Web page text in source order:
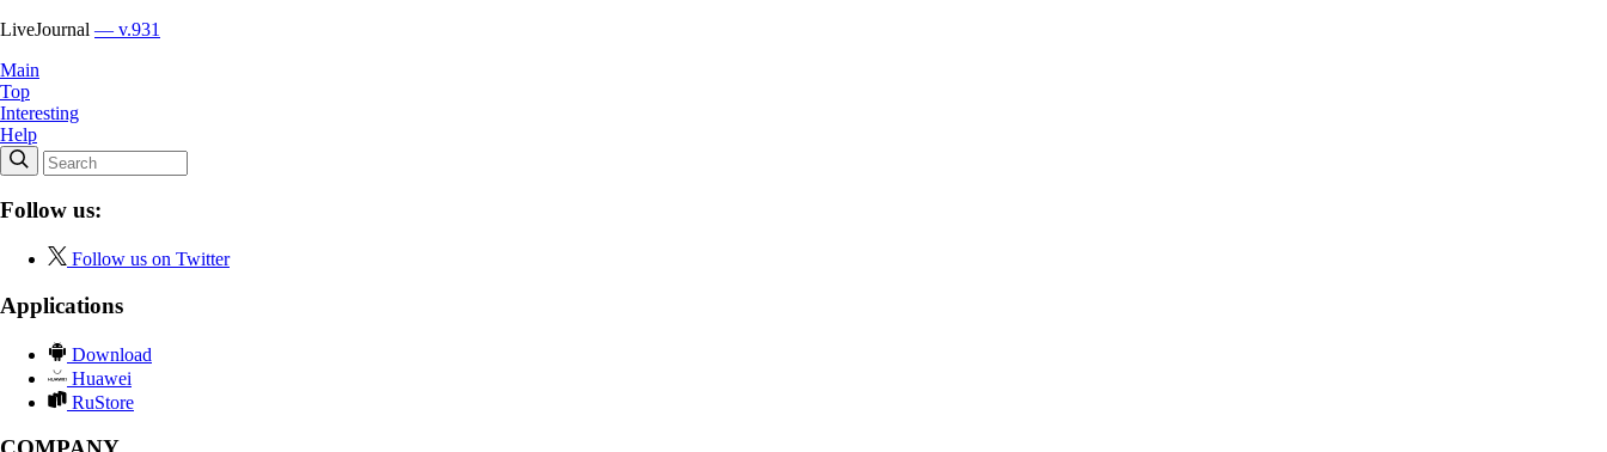
LiveJournal — v.931
Main
Top
Interesting
Help
Follow us:
Follow us on Twitter
Applications
Download
Huawei
RuStore